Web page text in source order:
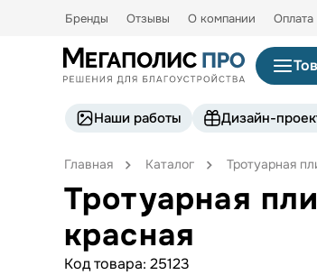
Бренды Отзывы О компании Оплата
Наши работы Дизайн-
Главная Каталог Тротуарная
Тротуарная
красная
Код товара: 25123